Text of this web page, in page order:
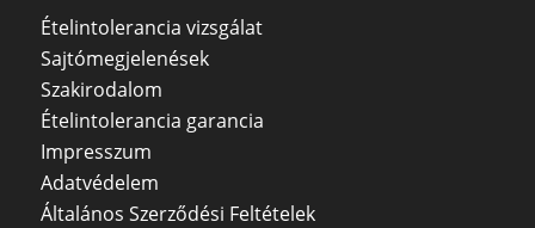
Ételintolerancia vizsgálat
Sajtómegjelenések
Szakirodalom
Ételintolerancia garancia
Impresszum
Adatvédelem
Általános Szerződési Feltételek